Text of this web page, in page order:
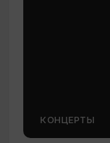
КОНЦЕРТЫ